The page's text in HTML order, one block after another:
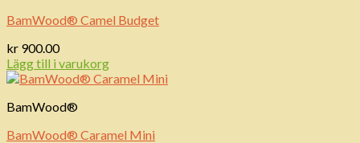
BamWood® Camel Budget
kr 900.00
Lägg till i varukorg
BamWood®
BamWood® Caramel Mini